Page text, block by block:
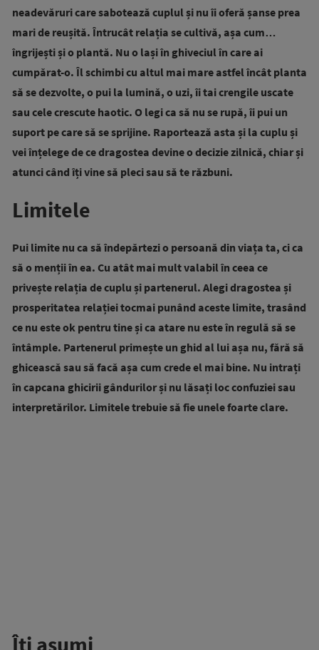
neadevăruri care sabotează cuplul și nu îi oferă șanse prea
mari de reușită. Întrucât relația se cultivă, așa cum…
îngrijești și o plantă. Nu o lași în ghiveciul în care ai
cumpărat-o. Îl schimbi cu altul mai mare astfel încât planta
să se dezvolte, o pui la lumină, o uzi, îi tai crengile uscate
sau cele crescute haotic. O legi ca să nu se rupă, îi pui un
suport pe care să se sprijine. Raportează asta și la cuplu și
vei înțelege de ce dragostea devine o decizie zilnică, chiar și
atunci când îți vine să pleci sau să te răzbuni.
Limitele
Pui limite nu ca să îndepărtezi o persoană din viața ta, ci ca
să o menții în ea. Cu atât mai mult valabil în ceea ce
privește relația de cuplu și partenerul. Alegi dragostea și
prosperitatea relației tocmai punând aceste limite, trasând
ce nu este ok pentru tine și ca atare nu este în regulă să se
întâmple. Partenerul primește un ghid al lui așa nu, fără să
ghicească sau să facă așa cum crede el mai bine. Nu intrați
în capcana ghicirii gândurilor și nu lăsați loc confuziei sau
interpretărilor. Limitele trebuie să fie unele foarte clare.
Îți asumi